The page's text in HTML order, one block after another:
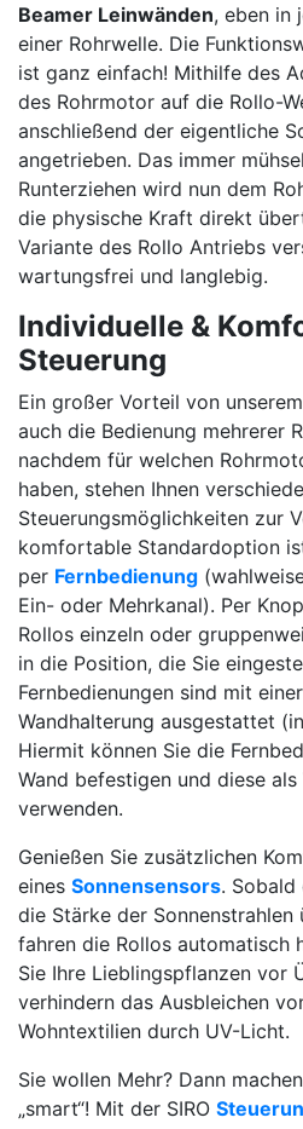
Beamer Leinwänden, eben in
einer Rohrwelle. Die
ist ganz einfach! Mithilfe des
des Rohrmotor auf die Rollo-
anschließend der eigentliche
angetrieben. Das immer
Runterziehen wird nun dem
die physische Kraft direkt
Variante des Rollo Antriebs
wartungsfrei und langlebig.
Individuelle &
Steuerung
Ein großer Vorteil von
auch die Bedienung mehrerer
nachdem für welchen
haben, stehen Ihnen
Steuerungsmöglichkeiten zur
komfortable Standardoption
per Fernbedienung
Ein- oder Mehrkanal). Per
Rollos einzeln oder
in die Position, die Sie
Fernbedienungen sind mit
Wandhalterung ausgestattet
Hiermit können Sie die
Wand befestigen und diese
verwenden.
Genießen Sie zusätzlichen
eines Sonnensensors.
die Stärke der
fahren die Rollos automatisch
Sie Ihre Lieblingspflanzen vor
verhindern das Ausbleichen
Wohntextilien durch UV-Licht.
Sie wollen Mehr? Dann
„smart“! Mit der SIRO